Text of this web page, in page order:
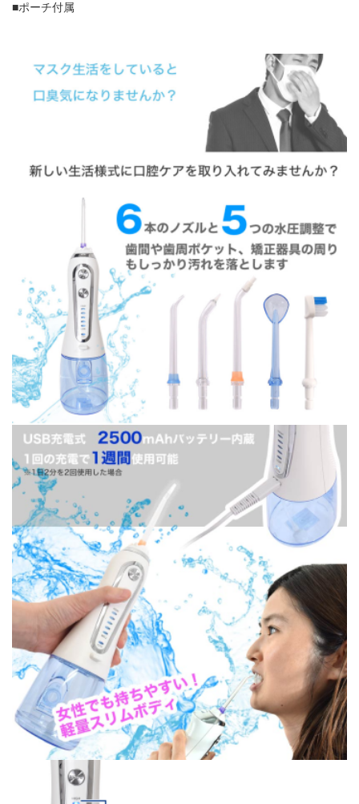
■ポーチ付属